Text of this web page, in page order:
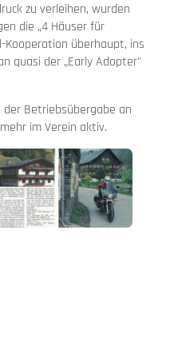
zu verleihen, wurden
die „4 Häuser für
überhaupt, ins
quasi der „Early Adopter"
der Betriebsübergabe an
im Verein aktiv.